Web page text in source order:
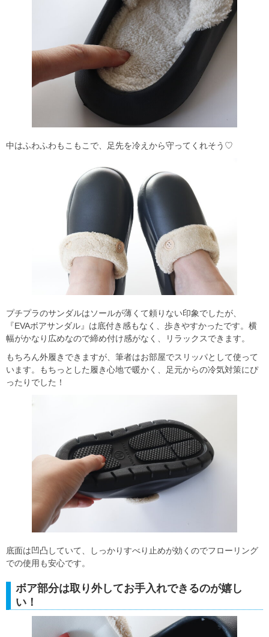
中はふわふわもこもこで、足先を冷えから守ってくれそう♡
プチプラのサンダルはソールが薄くて頼りない印象でしたが、
『EVAボアサンダル』は底付き感もなく、歩きやすかったです。横
幅がかなり広めなので締め付け感がなく、リラックスできます。
もちろん外履きできますが、筆者はお部屋でスリッパとして使って
います。もちっとした履き心地で暖かく、足元からの冷気対策にぴ
ったりでした！
底面は凹凸していて、しっかりすべり止めが効くのでフローリング
での使用も安心です。
ボア部分は取り外してお手入れできるのが嬉し
い！